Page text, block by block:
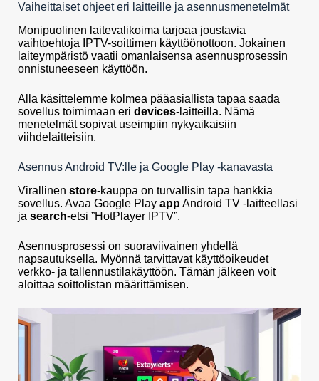
Vaiheittaiset ohjeet eri laitteille ja asennusmenetelmät
Monipuolinen laitevalikoima tarjoaa joustavia
vaihtoehtoja IPTV-soittimen käyttöönottoon. Jokainen
laiteympäristö vaatii omanlaisensa asennusprosessin
onnistuneeseen käyttöön.
Alla käsittelemme kolmea pääasiallista tapaa saada
sovellus toimimaan eri devices-laitteilla. Nämä
menetelmät sopivat useimpiin nykyaikaisiin
viihdelaitteisiin.
Asennus Android TV:lle ja Google Play -kanavasta
Virallinen store-kauppa on turvallisin tapa hankkia
sovellus. Avaa Google Play appAndroid TV -laitteellasi
ja search-etsi ”HotPlayer IPTV”.
Asennusprosessi on suoraviivainen yhdellä
napsautuksella. Myönnä tarvittavat käyttöoikeudet
verkko- ja tallennustilakäyttöön. Tämän jälkeen voit
aloittaa soittolistan määrittämisen.